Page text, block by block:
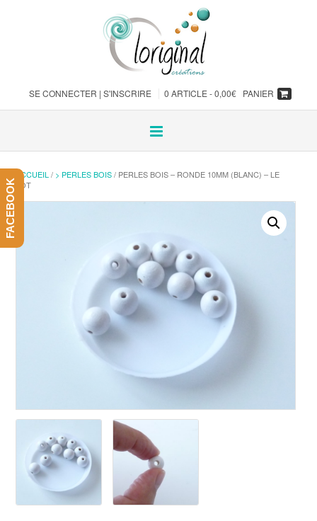
SE CONNECTER | S'INSCRIRE 0 ARTICLE -0,00€ PANIER
ACCUEIL / > PERLES BOIS/ PERLES BOIS – RONDE 10MM (BLANC) – LE
LOT
FACEBOOK